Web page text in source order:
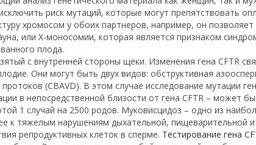
риск мутаций, которые могут препятствовать
хромосом у обоих партнеров, например, он
или X-моносомии, которая является признаком
плода.
с внутренней стороны щеки. Изменения гена CFTR
Они могут быть двух видов: обструктивная
(CBAVD). В этом случае исследование мутации
в непосредственной близости от гена CFTR – может
1 случай на 2500 родов. Муковисцидоз – одно из
к тяжелым нарушениям дыхательной, пищеварительной
репродуктивных клеток в сперме. Тестирование гена